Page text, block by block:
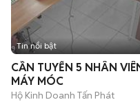
Tin nổi bật
CẦN TUYỂN 5 NHÂN
MÁY MÓC
Hộ Kinh Doanh Tấn Phát